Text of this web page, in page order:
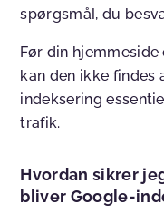
spørgsmål, du
Før din
kan den ikke findes
indeksering
trafik.
Hvordan sikrer
bliver Google-